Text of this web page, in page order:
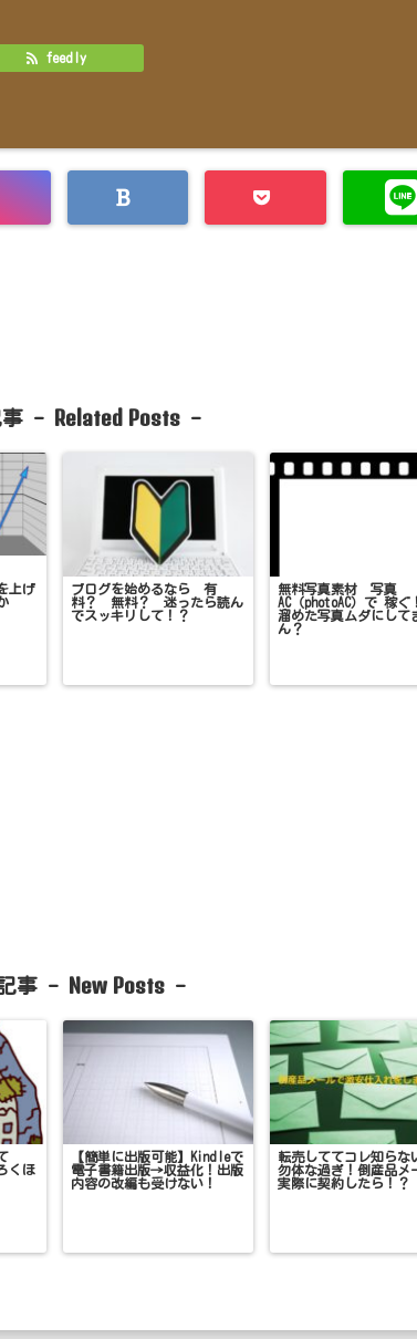
feedly
- Related Posts-
上げ
ブログを始めるなら 有
料？ 無料？ 迷ったら読ん
でスッキリして！？
無料写真素材 写真
AC（photoAC）で 稼ぐ
溜めた写真ムダにして
ん？
事 - New Posts -
くほ
【簡単に出版可能】Kindleで
電子書籍出版→収益化！出版
内容の改編も受けない！
転売しててコレ知らな
勿体な過ぎ！倒産品メ
実際に契約したら！？